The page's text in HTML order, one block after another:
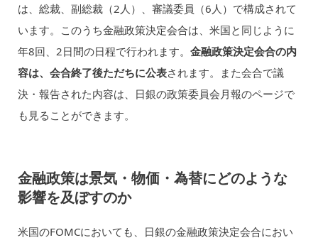
は、総裁、副総裁（2人）、審議委員（6人）で構成されて
います。このうち金融政策決定会合は、米国と同じように
年8回、2日間の日程で行われます。 金融政策決定会合の内
容は、会合終了後ただちに公表されます。また会合で議
決・報告された内容は、日銀の政策委員会月報のページで
も見ることができます。
金融政策は景気・物価・為替にどのような
影響を及ぼすのか
米国のFOMCにおいても、日銀の金融政策決定会合におい